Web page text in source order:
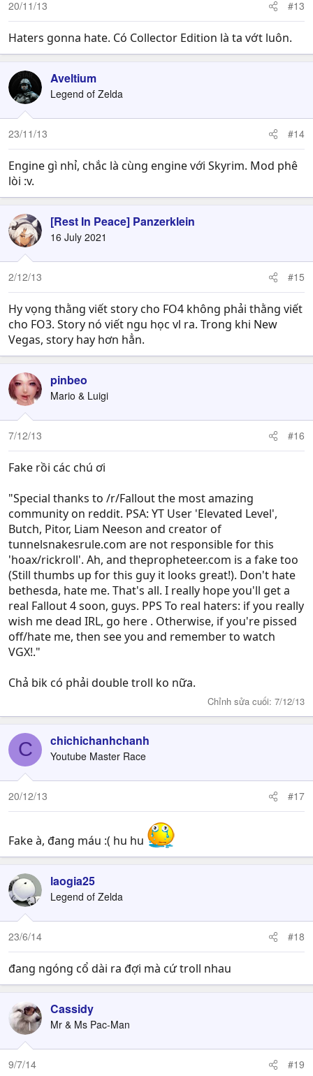
20/11/13 #13
Haters gonna hate. Có Collector Edition là ta vớt luôn.
Aveltium
Legend of Zelda
23/11/13 #14
Engine gì nhỉ, chắc là cùng engine với Skyrim. Mod phê
lòi :v.
[Rest In Peace] Panzerklein
16 July 2021
2/12/13 #15
Hy vọng thằng viết story cho FO4 không phải thằng viết
cho FO3. Story nó viết ngu học vl ra. Trong khi New
Vegas, story hay hơn hẳn.
pinbeo
Mario & Luigi
7/12/13 #16
Fake rồi các chú ơi
"Special thanks to /r/Fallout the most amazing
community on reddit. PSA: YT User 'Elevated Level',
Butch, Pitor, Liam Neeson and creator of
tunnelsnakesrule.com are not responsible for this
'hoax/rickroll'. Ah, and thepropheteer.com is a fake too
(Still thumbs up for this guy it looks great!). Don't hate
bethesda, hate me. That's all. I really hope you'll get a
real Fallout 4 soon, guys. PPS To real haters: if you really
wish me dead IRL, go here . Otherwise, if you're pissed
off/hate me, then see you and remember to watch
VGX!."
Chả bik có phải double troll ko nữa.
Chỉnh sửa cuối: 7/12/13
C chichichanhchanh
Youtube Master Race
20/12/13 #17
Fake à, đang máu :( hu hu
laogia25
Legend of Zelda
23/6/14 #18
đang ngóng cổ dài ra đợi mà cứ troll nhau
Cassidy
Mr & Ms Pac-Man
9/7/14 #19